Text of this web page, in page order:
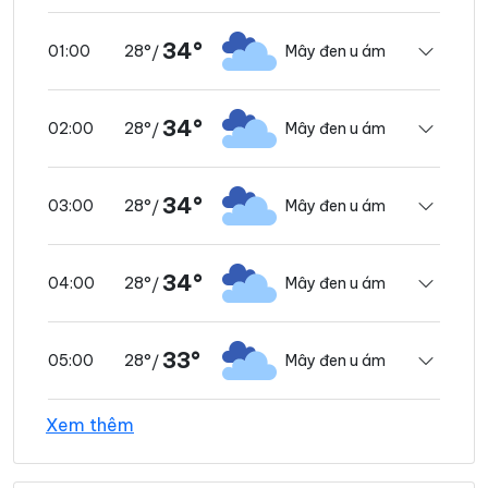
01:00 28°/ 34° Mây đen u ám
02:00 28°/ 34° Mây đen u ám
03:00 28°/ 34° Mây đen u ám
04:00 28°/ 34° Mây đen u ám
05:00 28°/ 33° Mây đen u ám
06:00 28°
Xem thêm